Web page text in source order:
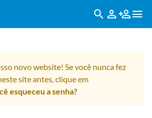
novo website! Se você nunca fez
site antes, clique em
esqueceu a senha?